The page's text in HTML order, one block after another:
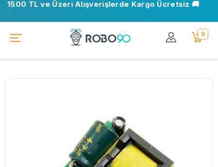
1500 TL ve Üzeri Alışverişlerde Kargo Ücretsiz 🚚
0